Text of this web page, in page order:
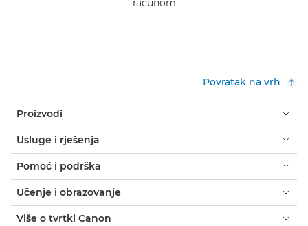
Povratak na vrh
Proizvodi
Usluge i rješenja
Pomoć i podrška
Učenje i obrazovanje
Više o tvrtki Canon